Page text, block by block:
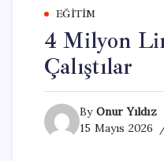
EĞITIM
4 Milyon
Çalıştılar
By Onur Yıldız
15 Mayıs 2026